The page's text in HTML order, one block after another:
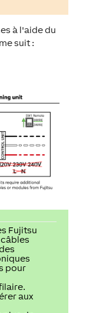
à l'aide du
suit :
Fujitsu
pour
aux